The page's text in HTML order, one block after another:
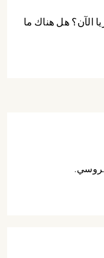
الآن؟ هل هناك ما